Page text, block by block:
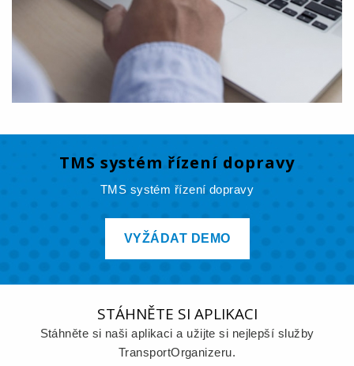
TMS systém řízení dopravy
TMS systém řízení dopravy
VYŽÁDAT DEMO
STÁHNĚTE SI APLIKACI
Stáhněte si naši aplikaci a užijte si nejlepší služby
TransportOrganizeru.